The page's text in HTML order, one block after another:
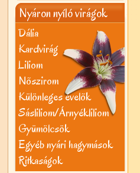
Nyáron nyíló virágok
Dália
Kardvirág
Liliom
Nõszirom
Különleges évelõk
Sásliliom/Árnyékliliom
Gyümölcsök
Egyéb nyári hagymások
Ritkaságok